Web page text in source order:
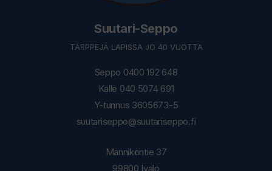
Suutari-Seppo
TÄRPPEJÄ LAPISSA JO 40 VUOTTA
Seppo 0400 192 648
Kalle 040 5074 691
Y-tunnus 3605673-5
suutariseppo@suutariseppo.fi
Männiköntie 37
99800 Ivalo